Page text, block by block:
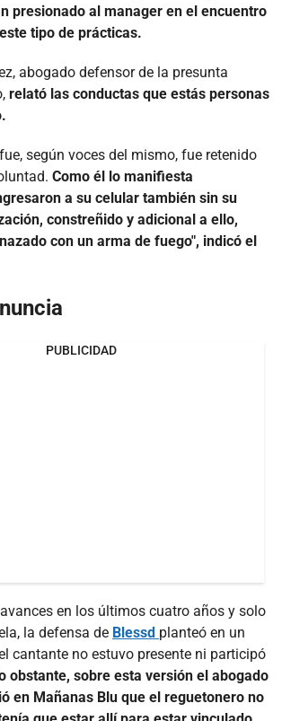
presionado al manager en el encuentro
tipo de prácticas.
abogado defensor de la presunta
relató las conductas que estás personas
según voces del mismo, fue retenido
Como él lo manifiesta
a su celular también sin su
constreñido y adicional a ello,
con un arma de fuego", indicó el
PUBLICIDAD
en los últimos cuatro años y solo
la defensa de Blessd planteó en un
cantante no estuvo presente ni participó
obstante, sobre esta versión el abogado
en Mañanas Blu que el reguetonero no